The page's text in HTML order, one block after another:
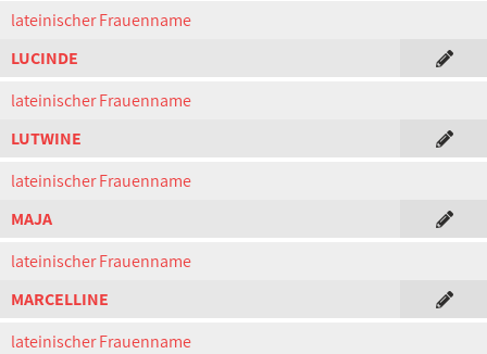
lateinischer Frauenname
LUCINDE
lateinischer Frauenname
LUTWINE
lateinischer Frauenname
MAJA
lateinischer Frauenname
MARCELLINE
lateinischer Frauenname